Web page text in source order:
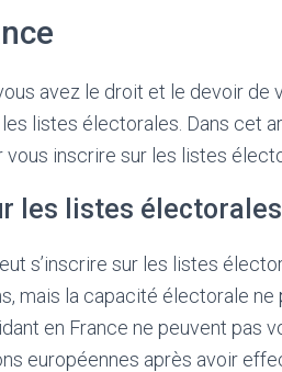
avez le droit et le devoir de
listes électorales. Dans cet
inscrire sur les listes
les listes
s’inscrire sur les listes
mais la capacité électorale ne
en France ne peuvent pas
européennes après avoir